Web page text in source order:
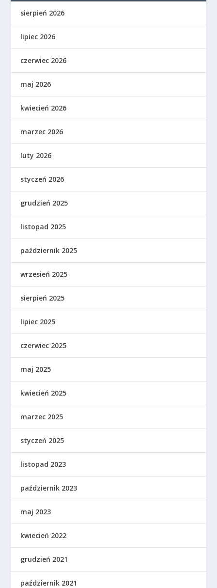
sierpień 2026
lipiec 2026
czerwiec 2026
maj 2026
kwiecień 2026
marzec 2026
luty 2026
styczeń 2026
grudzień 2025
listopad 2025
październik 2025
wrzesień 2025
sierpień 2025
lipiec 2025
czerwiec 2025
maj 2025
kwiecień 2025
marzec 2025
styczeń 2025
listopad 2023
październik 2023
maj 2023
kwiecień 2022
grudzień 2021
październik 2021